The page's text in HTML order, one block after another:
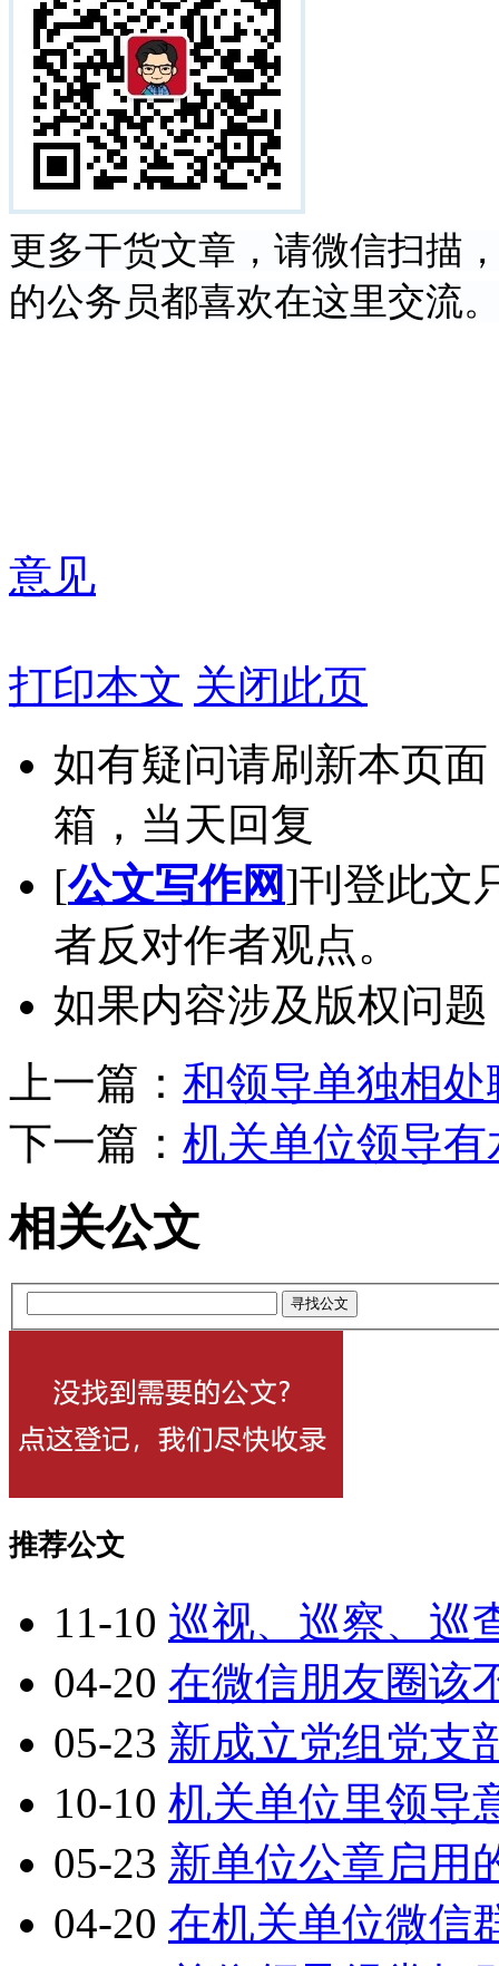
更多干货文章，请微信扫描
的公务员都喜欢在这里交流
意见
打印本文 关闭此页
如有疑问请刷新本页
箱，当天回复
[公文写作网]刊登此文
者反对作者观点。
如果内容涉及版权问
上一篇： 和领导单独相
下一篇： 机关单位领导
相关公文
推荐公文
11-10 巡视、巡察、巡
04-20 在微信朋友圈该
05-23 新成立党组党支
10-10 机关单位里领导
05-23 新单位公章启用
04-20 在机关单位微信